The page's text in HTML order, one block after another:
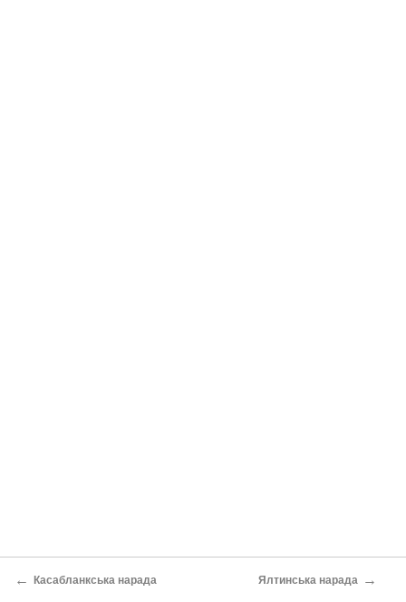
← Касабланкська нарада Ялтинська нарада →